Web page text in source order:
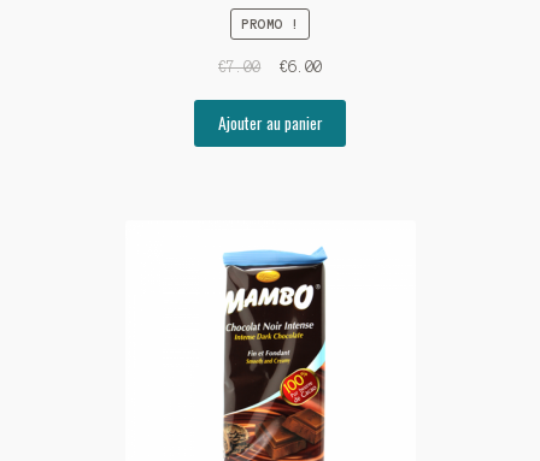
PROMO !
€7.00 €6.00
Ajouter au panier